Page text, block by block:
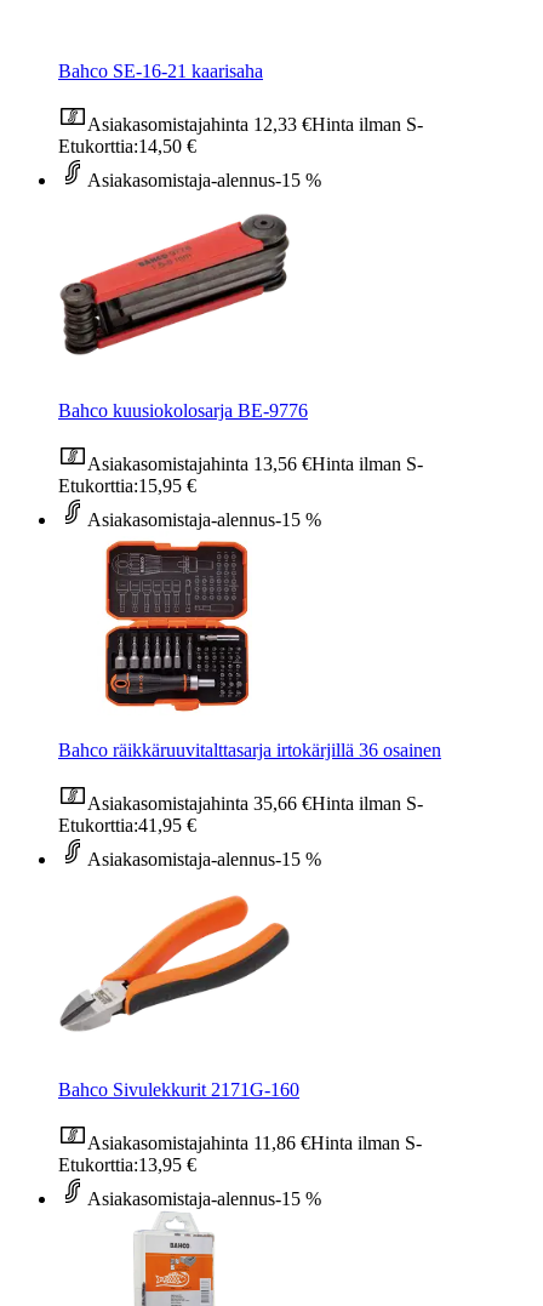
Bahco SE-16-21 kaarisaha
Asiakasomistajahinta 12,33 €Hinta ilman S-
Etukorttia:14,50 €
Asiakasomistaja-alennus-15 %
Bahco kuusiokolosarja BE-9776
Asiakasomistajahinta 13,56 €Hinta ilman S-
Etukorttia:15,95 €
Asiakasomistaja-alennus-15 %
Bahco räikkäruuvitalttasarja irtokärjillä 36 osainen
Asiakasomistajahinta 35,66 €Hinta ilman S-
Etukorttia:41,95 €
Asiakasomistaja-alennus-15 %
Bahco Sivulekkurit 2171G-160
Asiakasomistajahinta 11,86 €Hinta ilman S-
Etukorttia:13,95 €
Asiakasomistaja-alennus-15 %